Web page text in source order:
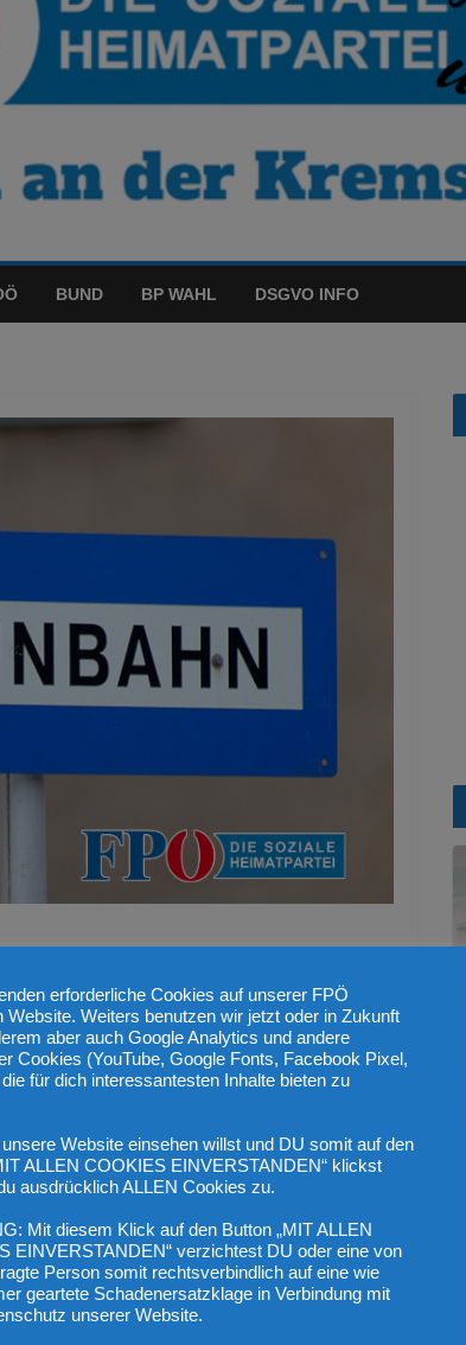
BUND BP WAHL DSGVO INFO
(ÖIF) sieht die überwiegende Mehrheit der
Landesparteisekretär und
Überraschung. „Die Österreicher sehen in
Migranten, auch vor dem Hintergrund der
Drittel der Befragten bewerten das
sehr schlecht – das sollte uns zu denken
belasten die Beziehungen zusätzlich,
ist signifikant höher als der der
erforderliche Cookies auf unserer FPÖ
Website. Weiters benutzen wir jetzt oder in Zukunft
aber auch Google Analytics und andere
Cookies (YouTube, Google Fonts, Facebook Pixel,
für dich interessantesten Inhalte bieten zu
Website einsehen willst und DU somit auf den
ALLEN COOKIES EINVERSTANDEN“ klickst
ausdrücklich ALLEN Cookies zu.
Mit diesem Klick auf den Button „MIT ALLEN
EINVERSTANDEN“ verzichtest DU oder eine von
Person somit rechtsverbindlich auf eine wie
geartete Schadenersatzklage in Verbindung mit
unserer Website.